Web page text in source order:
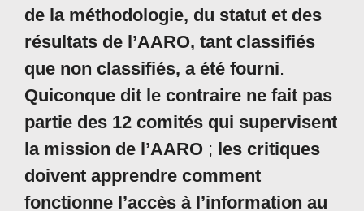
de la méthodologie, du statut et des
résultats de l’AARO, tant classifiés
que non classifiés, a été fourni.
Quiconque dit le contraire ne fait pas
partie des 12 comités qui supervisent
la mission de l’AARO ; les critiques
doivent apprendre comment
fonctionne l’accès à l’information au